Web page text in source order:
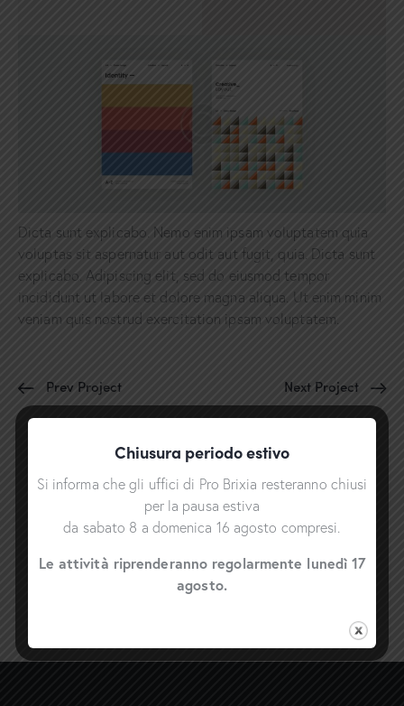
Dicta sunt explicabo. Nemo enim ipsam voluptatem quia
voluptas sit aspernatur aut odit aut fugit, quia. Dicta sunt
explicabo. Adipiscing elit, sed do eiusmod tempor
incididunt ut labore et dolore magna aliqua. Ut enim minim
veniam quis nostrud exercitation ipsam voluptatem.
Prev Project Next Project
Chiusura periodo estivo
Si informa che gli uffici di Pro Brixia resteranno chiusi
per la pausa estiva
da sabato 8 a domenica 16 agosto compresi.
Le attività riprenderanno regolarmente lunedì 17
agosto.